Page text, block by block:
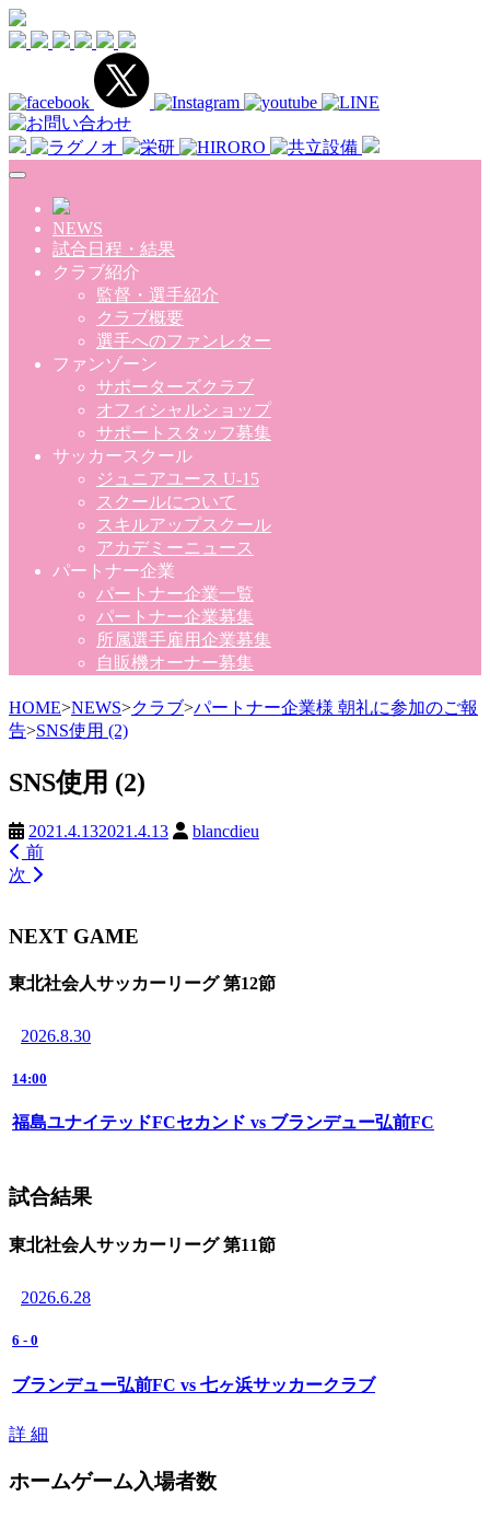
Skip to main content
NEWS
試合日程・結果
クラブ紹介
監督・選手紹介
クラブ概要
選手へのファンレター
ファンゾーン
サポーターズクラブ
オフィシャルショップ
サポートスタッフ募集
サッカースクール
ジュニアユース U-15
スクールについて
スキルアップスクール
アカデミーニュース
パートナー企業
パートナー企業一覧
パートナー企業募集
所属選手雇用企業募集
自販機オーナー募集
HOME>NEWS>クラブ>パートナー企業様 朝礼に参加のご報
告>SNS使用 (2)
SNS使用 (2)
2021.4.132021.4.13
blancdieu
前
次
NEXT GAME
東北社会人サッカーリーグ 第12節
2026.8.30
14:00
福島ユナイテッドFCセカンド vs ブランデュー弘前FC
試合結果
東北社会人サッカーリーグ 第11節
2026.6.28
6 - 0
ブランデュー弘前FC vs 七ヶ浜サッカークラブ
詳 細
ホームゲーム入場者数